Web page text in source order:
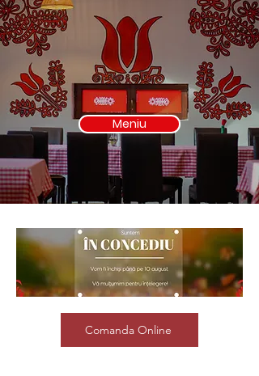
Meniu
Comanda Online